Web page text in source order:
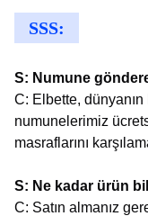
SSS:
S: Numune
C: Elbette,
numunelerimiz
masraflarını
S: Ne kadar ürün
C: Satın almanız